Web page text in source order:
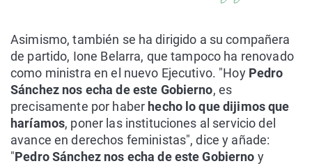
Asimismo, también se ha dirigido a su compañera
de partido, Ione Belarra, que tampoco ha renovado
como ministra en el nuevo Ejecutivo. "Hoy Pedro
Sánchez nos echa de este Gobierno, es
precisamente por haber hecho lo que dijimos que
haríamos, poner las instituciones al servicio del
avance en derechos feministas", dice y añade:
"Pedro Sánchez nos echa de este Gobierno y